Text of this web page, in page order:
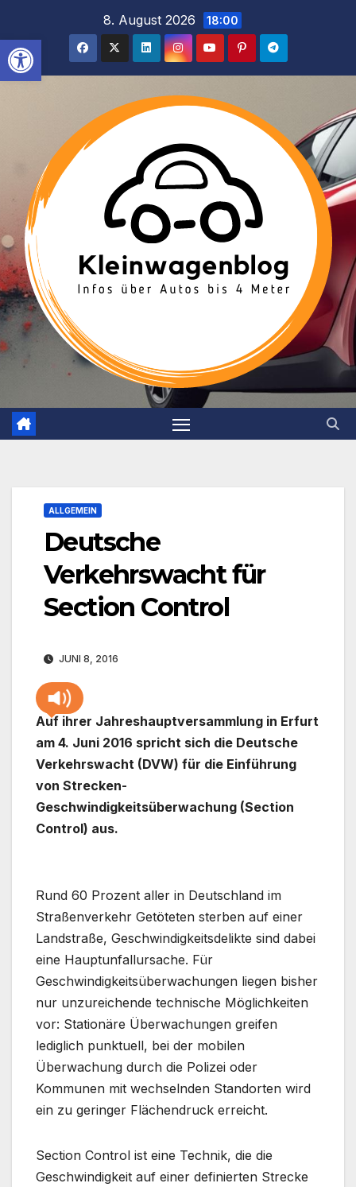
Werkzeugleiste öffnen
springen
8. August 2026 18:00
ALLGEMEIN
Deutsche
Verkehrswacht für
Section Control
JUNI 8, 2016
Auf ihrer Jahreshauptversammlung in Erfurt
am 4. Juni 2016 spricht sich die Deutsche
Verkehrswacht (DVW) für die Einführung
von Strecken-
Geschwindigkeitsüberwachung (Section
Control) aus.
Rund 60 Prozent aller in Deutschland im
Straßenverkehr Getöteten sterben auf einer
Landstraße, Geschwindigkeitsdelikte sind dabei
eine Hauptunfallursache. Für
Geschwindigkeitsüberwachungen liegen bisher
nur unzureichende technische Möglichkeiten
vor: Stationäre Überwachungen greifen
lediglich punktuell, bei der mobilen
Überwachung durch die Polizei oder
Kommunen mit wechselnden Standorten wird
ein zu geringer Flächendruck erreicht.
Section Control ist eine Technik, die die
Geschwindigkeit auf einer definierten Strecke